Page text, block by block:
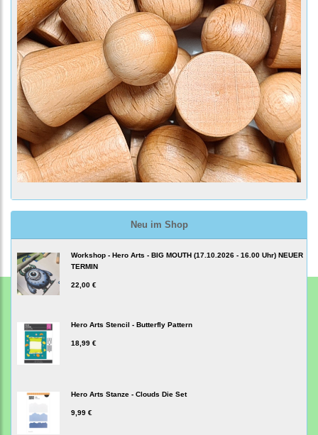
Neu im Shop
Workshop - Hero Arts - BIG MOUTH (17.10.2026 - 16.00 Uhr) NEUER
TERMIN
22,00 €
Hero Arts Stencil - Butterfly Pattern
18,99 €
Hero Arts Stanze - Clouds Die Set
9,99 €